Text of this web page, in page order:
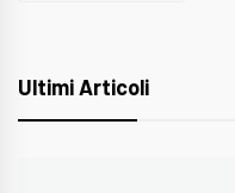
Ultimi Articoli